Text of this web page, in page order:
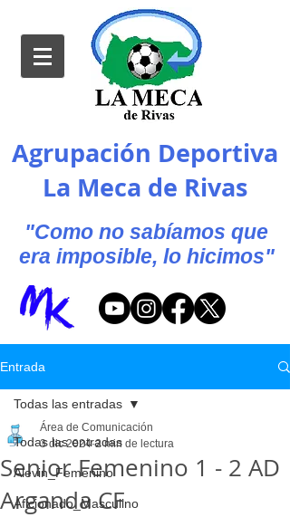
Agrupación Deportiva
La Meca de Rivas
"Como no sabíamos que
era imposible, lo hicimos"
Entrada
Todas las entradas
Alevin_Femenino
Aficionado_Masculino
Todas las entradas
Senior Femenino 1 - 2 AD
Arganda CF
Área de Comunicación
3 dic 2024 2 min de lectura